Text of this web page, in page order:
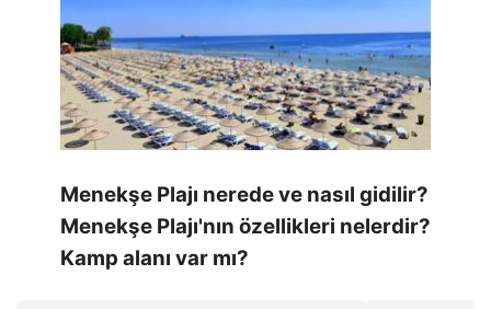
Menekşe Plajı nerede ve nasıl gidilir?
Menekşe Plajı'nın özellikleri nelerdir?
Kamp alanı var mı?